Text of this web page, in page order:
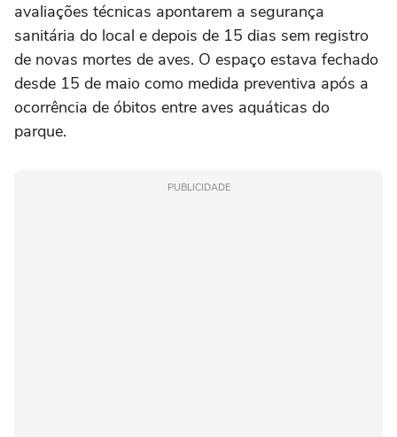
avaliações técnicas apontarem a segurança
sanitária do local e depois de 15 dias sem registro
de novas mortes de aves. O espaço estava fechado
desde 15 de maio como medida preventiva após a
ocorrência de óbitos entre aves aquáticas do
parque.
PUBLICIDADE